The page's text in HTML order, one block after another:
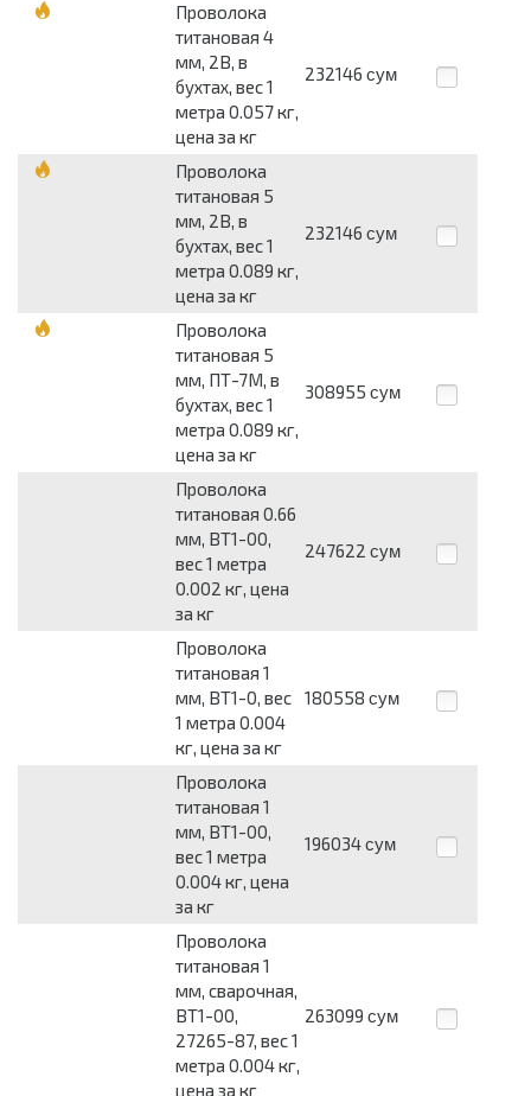
Проволока
титановая 4
мм, 2В, в
бухтах, вес 1
метра 0.057 кг,
цена за кг
232146 сум
Проволока
титановая 5
мм, 2В, в
бухтах, вес 1
метра 0.089 кг,
цена за кг
232146 сум
Проволока
титановая 5
мм, ПТ-7М, в
бухтах, вес 1
метра 0.089 кг,
цена за кг
308955 сум
Проволока
титановая 0.66
мм, ВТ1-00,
вес 1 метра
0.002 кг, цена
за кг
247622 сум
Проволока
титановая 1
мм, ВТ1-0, вес
1 метра 0.004
кг, цена за кг
180558 сум
Проволока
титановая 1
мм, ВТ1-00,
вес 1 метра
0.004 кг, цена
за кг
196034 сум
Проволока
титановая 1
мм, сварочная,
ВТ1-00,
27265-87, вес 1
метра 0.004 кг,
цена за кг
263099 сум